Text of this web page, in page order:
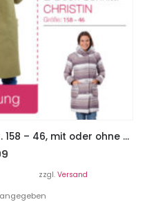
Jacke, Wolljacke “Christin”, Gr. 158 – 46, mit oder ohne Futter
zzgl. Versand